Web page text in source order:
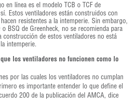
en línea es el modelo TCB o TCF de
Estos ventiladores están construidos con
resistentes a la intemperie. Sin embargo,
BSQ de Greenheck, no se recomienda para
construcción de estos ventiladores no está
intemperie.
los ventiladores no funcionen como lo
por las cuales los ventiladores no cumplan
es importante entender lo que define el
200 de la publicación del AMCA, dice